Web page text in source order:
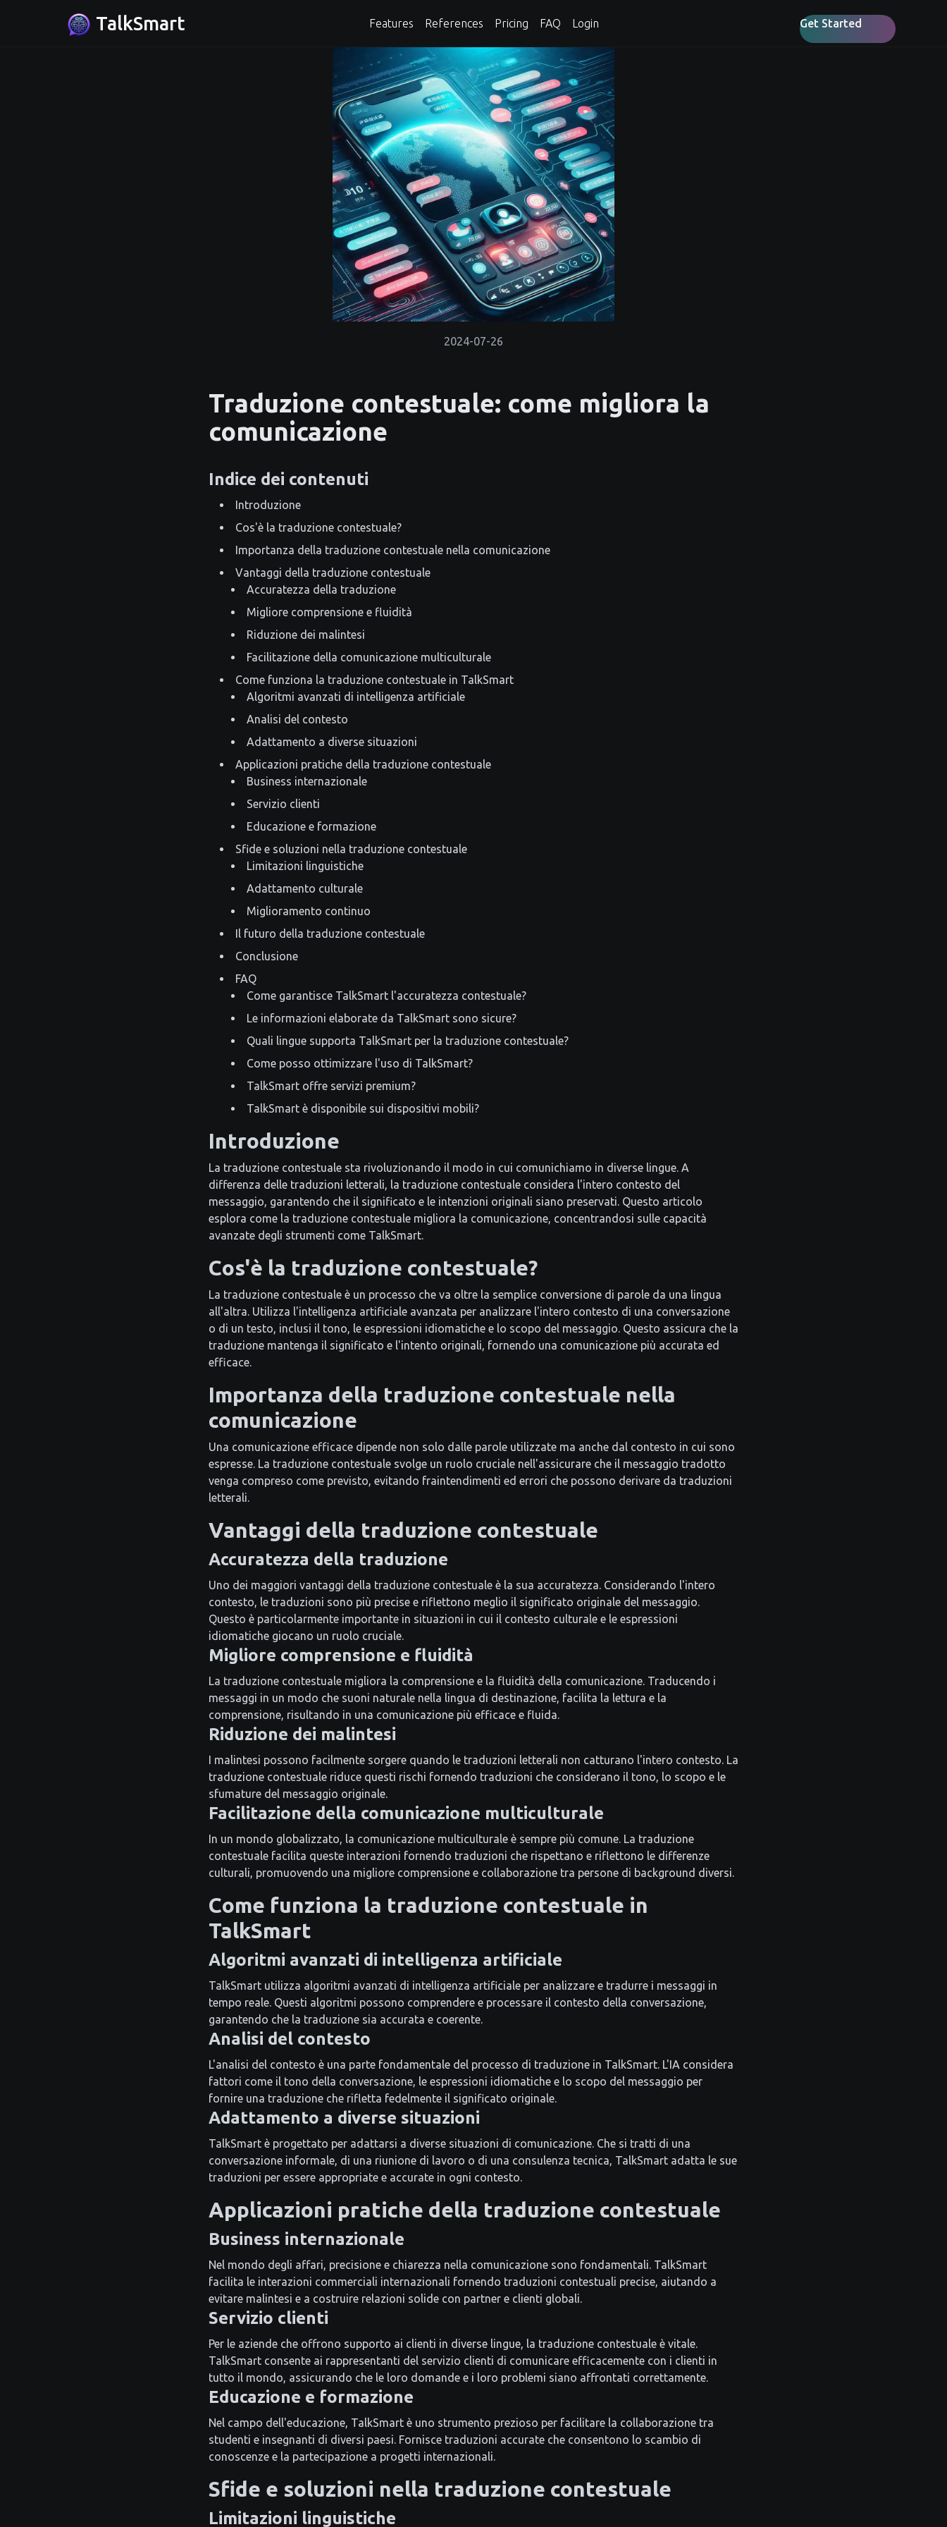
TalkSmart Features References Pricing FAQ Login Get Started
2024-07-26
Traduzione contestuale: come migliora la
comunicazione
Indice dei contenuti
Introduzione
Cos'è la traduzione contestuale?
Importanza della traduzione contestuale nella comunicazione
Vantaggi della traduzione contestuale
Accuratezza della traduzione
Migliore comprensione e fluidità
Riduzione dei malintesi
Facilitazione della comunicazione multiculturale
Come funziona la traduzione contestuale in TalkSmart
Algoritmi avanzati di intelligenza artificiale
Analisi del contesto
Adattamento a diverse situazioni
Applicazioni pratiche della traduzione contestuale
Business internazionale
Servizio clienti
Educazione e formazione
Sfide e soluzioni nella traduzione contestuale
Limitazioni linguistiche
Adattamento culturale
Miglioramento continuo
Il futuro della traduzione contestuale
Conclusione
FAQ
Come garantisce TalkSmart l'accuratezza contestuale?
Le informazioni elaborate da TalkSmart sono sicure?
Quali lingue supporta TalkSmart per la traduzione contestuale?
Come posso ottimizzare l'uso di TalkSmart?
TalkSmart offre servizi premium?
TalkSmart è disponibile sui dispositivi mobili?
Introduzione
La traduzione contestuale sta rivoluzionando il modo in cui comunichiamo in diverse lingue. A
differenza delle traduzioni letterali, la traduzione contestuale considera l'intero contesto del
messaggio, garantendo che il significato e le intenzioni originali siano preservati. Questo articolo
esplora come la traduzione contestuale migliora la comunicazione, concentrandosi sulle capacità
avanzate degli strumenti come TalkSmart.
Cos'è la traduzione contestuale?
La traduzione contestuale è un processo che va oltre la semplice conversione di parole da una lingua
all'altra. Utilizza l'intelligenza artificiale avanzata per analizzare l'intero contesto di una conversazione
o di un testo, inclusi il tono, le espressioni idiomatiche e lo scopo del messaggio. Questo assicura che la
traduzione mantenga il significato e l'intento originali, fornendo una comunicazione più accurata ed
efficace.
Importanza della traduzione contestuale nella
comunicazione
Una comunicazione efficace dipende non solo dalle parole utilizzate ma anche dal contesto in cui sono
espresse. La traduzione contestuale svolge un ruolo cruciale nell'assicurare che il messaggio tradotto
venga compreso come previsto, evitando fraintendimenti ed errori che possono derivare da traduzioni
letterali.
Vantaggi della traduzione contestuale
Accuratezza della traduzione
Uno dei maggiori vantaggi della traduzione contestuale è la sua accuratezza. Considerando l'intero
contesto, le traduzioni sono più precise e riflettono meglio il significato originale del messaggio.
Questo è particolarmente importante in situazioni in cui il contesto culturale e le espressioni
idiomatiche giocano un ruolo cruciale.
Migliore comprensione e fluidità
La traduzione contestuale migliora la comprensione e la fluidità della comunicazione. Traducendo i
messaggi in un modo che suoni naturale nella lingua di destinazione, facilita la lettura e la
comprensione, risultando in una comunicazione più efficace e fluida.
Riduzione dei malintesi
I malintesi possono facilmente sorgere quando le traduzioni letterali non catturano l'intero contesto. La
traduzione contestuale riduce questi rischi fornendo traduzioni che considerano il tono, lo scopo e le
sfumature del messaggio originale.
Facilitazione della comunicazione multiculturale
In un mondo globalizzato, la comunicazione multiculturale è sempre più comune. La traduzione
contestuale facilita queste interazioni fornendo traduzioni che rispettano e riflettono le differenze
culturali, promuovendo una migliore comprensione e collaborazione tra persone di background diversi.
Come funziona la traduzione contestuale in
TalkSmart
Algoritmi avanzati di intelligenza artificiale
TalkSmart utilizza algoritmi avanzati di intelligenza artificiale per analizzare e tradurre i messaggi in
tempo reale. Questi algoritmi possono comprendere e processare il contesto della conversazione,
garantendo che la traduzione sia accurata e coerente.
Analisi del contesto
L'analisi del contesto è una parte fondamentale del processo di traduzione in TalkSmart. L'IA considera
fattori come il tono della conversazione, le espressioni idiomatiche e lo scopo del messaggio per
fornire una traduzione che rifletta fedelmente il significato originale.
Adattamento a diverse situazioni
TalkSmart è progettato per adattarsi a diverse situazioni di comunicazione. Che si tratti di una
conversazione informale, di una riunione di lavoro o di una consulenza tecnica, TalkSmart adatta le sue
traduzioni per essere appropriate e accurate in ogni contesto.
Applicazioni pratiche della traduzione contestuale
Business internazionale
Nel mondo degli affari, precisione e chiarezza nella comunicazione sono fondamentali. TalkSmart
facilita le interazioni commerciali internazionali fornendo traduzioni contestuali precise, aiutando a
evitare malintesi e a costruire relazioni solide con partner e clienti globali.
Servizio clienti
Per le aziende che offrono supporto ai clienti in diverse lingue, la traduzione contestuale è vitale.
TalkSmart consente ai rappresentanti del servizio clienti di comunicare efficacemente con i clienti in
tutto il mondo, assicurando che le loro domande e i loro problemi siano affrontati correttamente.
Educazione e formazione
Nel campo dell'educazione, TalkSmart è uno strumento prezioso per facilitare la collaborazione tra
studenti e insegnanti di diversi paesi. Fornisce traduzioni accurate che consentono lo scambio di
conoscenze e la partecipazione a progetti internazionali.
Sfide e soluzioni nella traduzione contestuale
Limitazioni linguistiche